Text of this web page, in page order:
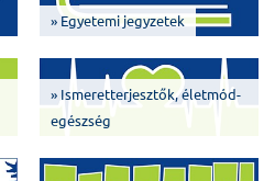
» Egyetemi jegyzetek
» Ismeretterjesztők, életmód-
egészség